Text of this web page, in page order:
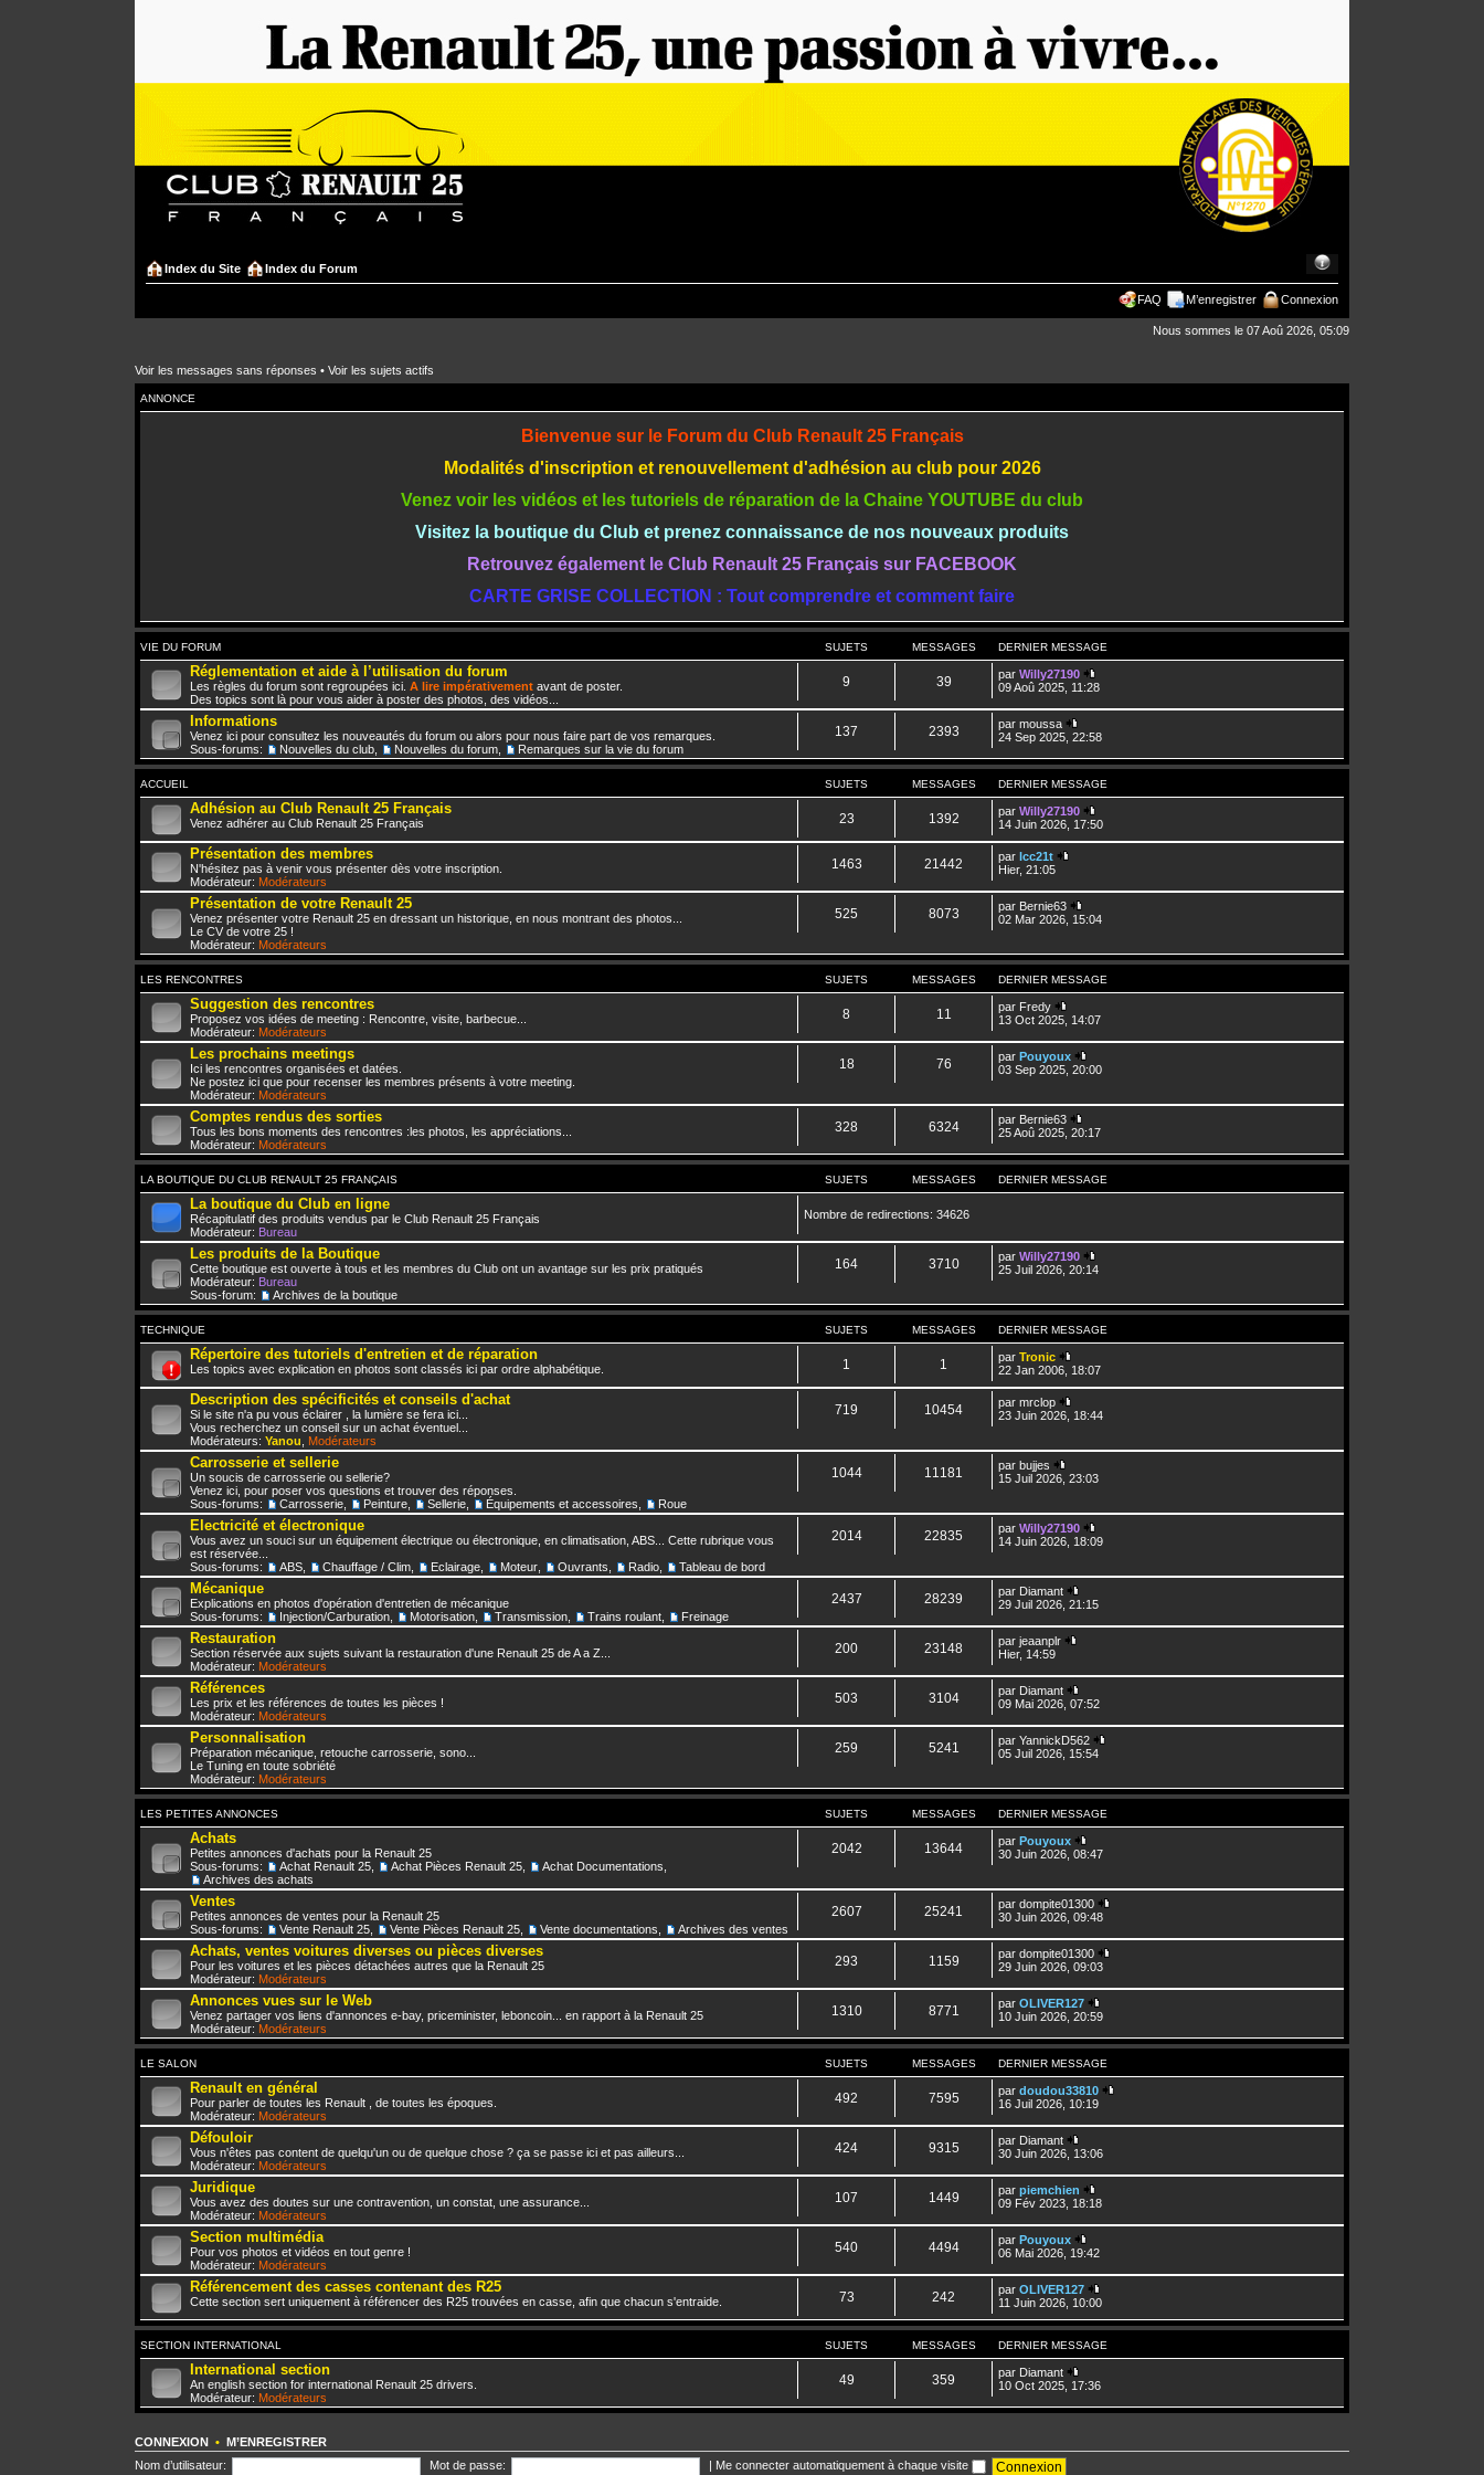
Index du Site Index du Forum
FAQ M’enregistrer Connexion
Nous sommes le 07 Aoû 2026, 05:09
Voir les messages sans réponses • Voir les sujets actifs
ANNONCE
Bienvenue sur le Forum du Club Renault 25 Français
Modalités d'inscription et renouvellement d'adhésion au club pour 2026
Venez voir les vidéos et les tutoriels de réparation de la Chaine YOUTUBE du club
Visitez la boutique du Club et prenez connaissance de nos nouveaux produits
Retrouvez également le Club Renault 25 Français sur FACEBOOK
CARTE GRISE COLLECTION : Tout comprendre et comment faire
VIE DU FORUM SUJETS MESSAGES DERNIER MESSAGE
Réglementation et aide à l’utilisation du forum
Les règles du forum sont regroupées ici. A lire impérativement avant de poster.
Des topics sont là pour vous aider à poster des photos, des vidéos...
9 39 parWilly27190
09 Aoû 2025, 11:28
Informations
Venez ici pour consultez les nouveautés du forum ou alors pour nous faire part de vos remarques.
Sous-forums:
Nouvelles du club Nouvelles du forum Remarques sur la vie du forum
137 2393 parmoussa
24 Sep 2025, 22:58
ACCUEIL SUJETS MESSAGES DERNIER MESSAGE
Adhésion au Club Renault 25 Français
Venez adhérer au Club Renault 25 Français 23 1392 parWilly27190
14 Juin 2026, 17:50
Présentation des membres
N'hésitez pas à venir vous présenter dès votre inscription.
Modérateur: Modérateurs
1463 21442 parlcc21t
Hier, 21:05
Présentation de votre Renault 25
Venez présenter votre Renault 25 en dressant un historique, en nous montrant des photos...
Le CV de votre 25 !
Modérateur: Modérateurs
525 8073 par Bernie63
02 Mar 2026, 15:04
LES RENCONTRES SUJETS MESSAGES DERNIER MESSAGE
Suggestion des rencontres
Proposez vos idées de meeting : Rencontre, visite, barbecue...
Modérateur: Modérateurs
8 11 par Fredy
13 Oct 2025, 14:07
Les prochains meetings
Ici les rencontres organisées et datées.
Ne postez ici que pour recenser les membres présents à votre meeting.
Modérateur: Modérateurs
18 76 parPouyoux
03 Sep 2025, 20:00
Comptes rendus des sorties
Tous les bons moments des rencontres :les photos, les appréciations...
Modérateur: Modérateurs
328 6324 par Bernie63
25 Aoû 2025, 20:17
LA BOUTIQUE DU CLUB RENAULT 25 FRANÇAIS SUJETS MESSAGES DERNIER MESSAGE
La boutique du Club en ligne
Récapitulatif des produits vendus par le Club Renault 25 Français
Modérateur: Bureau
Nombre de redirections: 34626
Les produits de la Boutique
Cette boutique est ouverte à tous et les membres du Club ont un avantage sur les prix pratiqués
Modérateur: Bureau
Sous-forum:
Archives de la boutique
164 3710 parWilly27190
25 Juil 2026, 20:14
TECHNIQUE SUJETS MESSAGES DERNIER MESSAGE
Répertoire des tutoriels d'entretien et de réparation
Les topics avec explication en photos sont classés ici par ordre alphabétique. 1 1 parTronic
22 Jan 2006, 18:07
Description des spécificités et conseils d'achat
Si le site n'a pu vous éclairer , la lumière se fera ici...
Vous recherchez un conseil sur un achat éventuel...
Modérateurs: Yanou Modérateurs
719 10454 parmrclop
23 Juin 2026, 18:44
Carrosserie et sellerie
Un soucis de carrosserie ou sellerie?
Venez ici, pour poser vos questions et trouver des réponses.
Sous-forums:
Carrosserie Peinture Sellerie Équipements et accessoires Roue
1044 11181 parbujjes
15 Juil 2026, 23:03
Electricité et électronique
Vous avez un souci sur un équipement électrique ou électronique, en climatisation, ABS... Cette rubrique vous
est réservée...
Sous-forums:
ABS Chauffage / Clim Eclairage Moteur Ouvrants Radio Tableau de bord
2014 22835 parWilly27190
14 Juin 2026, 18:09
Mécanique
Explications en photos d'opération d'entretien de mécanique
Sous-forums:
Injection/Carburation Motorisation Transmission Trains roulant Freinage
2437 28239 par Diamant
29 Juil 2026, 21:15
Restauration
Section réservée aux sujets suivant la restauration d'une Renault 25 de A a Z...
Modérateur: Modérateurs
200 23148 parjeaanplr
Hier, 14:59
Références
Les prix et les références de toutes les pièces !
Modérateur: Modérateurs
503 3104 par Diamant
09 Mai 2026, 07:52
Personnalisation
Préparation mécanique, retouche carrosserie, sono...
Le Tuning en toute sobriété
Modérateur: Modérateurs
259 5241 parYannickD562
05 Juil 2026, 15:54
LES PETITES ANNONCES SUJETS MESSAGES DERNIER MESSAGE
Achats
Petites annonces d'achats pour la Renault 25
Sous-forums:
Achat Renault 25 Achat Pièces Renault 25 Achat Documentations
Archives des achats
2042 13644 parPouyoux
30 Juin 2026, 08:47
Ventes
Petites annonces de ventes pour la Renault 25
Sous-forums:
Vente Renault 25 Vente Pièces Renault 25 Vente documentations Archives des ventes
2607 25241 pardompite01300
30 Juin 2026, 09:48
Achats, ventes voitures diverses ou pièces diverses
Pour les voitures et les pièces détachées autres que la Renault 25
Modérateur: Modérateurs
293 1159 pardompite01300
29 Juin 2026, 09:03
Annonces vues sur le Web
Venez partager vos liens d'annonces e-bay, priceminister, leboncoin... en rapport à la Renault 25
Modérateur: Modérateurs
1310 8771 parOLIVER127
10 Juin 2026, 20:59
LE SALON SUJETS MESSAGES DERNIER MESSAGE
Renault en général
Pour parler de toutes les Renault , de toutes les époques.
Modérateur: Modérateurs
492 7595 pardoudou33810
16 Juil 2026, 10:19
Défouloir
Vous n'êtes pas content de quelqu'un ou de quelque chose ? ça se passe ici et pas ailleurs...
Modérateur: Modérateurs
424 9315 par Diamant
30 Juin 2026, 13:06
Juridique
Vous avez des doutes sur une contravention, un constat, une assurance...
Modérateur: Modérateurs
107 1449 parpiemchien
09 Fév 2023, 18:18
Section multimédia
Pour vos photos et vidéos en tout genre !
Modérateur: Modérateurs
540 4494 parPouyoux
06 Mai 2026, 19:42
Référencement des casses contenant des R25
Cette section sert uniquement à référencer des R25 trouvées en casse, afin que chacun s'entraide. 73 242 parOLIVER127
11 Juin 2026, 10:00
SECTION INTERNATIONAL SUJETS MESSAGES DERNIER MESSAGE
International section
An english section for international Renault 25 drivers.
Modérateur: Modérateurs
49 359 par Diamant
10 Oct 2025, 17:36
CONNEXION • M’ENREGISTRER
Nom d’utilisateur:
Mot de passe: Me connecter automatiquement à chaque visite